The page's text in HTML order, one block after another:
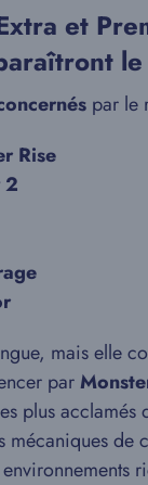
et
par le
Rise
2
mais elle
par
plus acclamés
mécaniques de